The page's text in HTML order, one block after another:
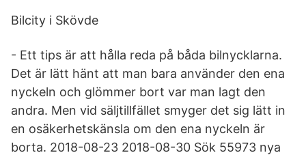
Bilcity i Skövde
- Ett tips är att hålla reda på båda bilnycklarna.
Det är lätt hänt att man bara använder den ena
nyckeln och glömmer bort var man lagt den
andra. Men vid säljtillfället smyger det sig lätt in
en osäkerhetskänsla om den ena nyckeln är
borta. 2018-08-23 2018-08-30 Sök 55973 nya